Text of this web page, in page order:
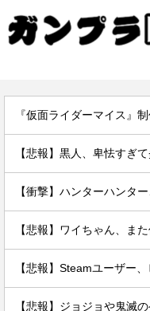
【悲報】黒人、卑怯すぎ
【悲報】Steamユーザー